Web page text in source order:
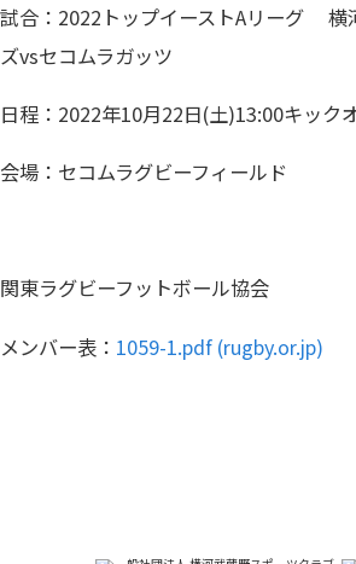
試合：2022トップイーストAリーグ 横
ズvsセコムラガッツ
日程：2022年10月22日(土)13:00キック
会場：セコムラグビーフィールド
関東ラグビーフットボール協会
メンバー表： 1059-1.pdf (rugby.or.jp)